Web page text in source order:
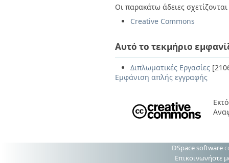
Οι παρακάτω άδειες
Creative Commons
Αυτό το τεκμήριο
Διπλωματικές Εργασίες
Εμφάνιση απλής εγγραφής
DSpace software
Επικοινωνήστε